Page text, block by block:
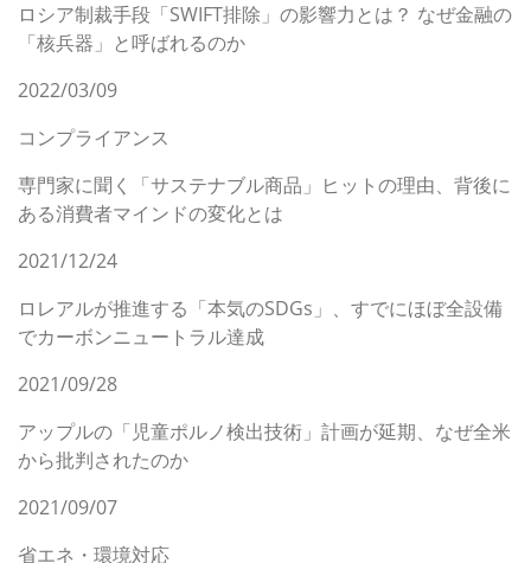
ロシア制裁手段「SWIFT排除」の影響力とは？ なぜ金融の
「核兵器」と呼ばれるのか
2022/03/09
コンプライアンス
専門家に聞く「サステナブル商品」ヒットの理由、背後に
ある消費者マインドの変化とは
2021/12/24
ロレアルが推進する「本気のSDGs」、すでにほぼ全設備
でカーボンニュートラル達成
2021/09/28
アップルの「児童ポルノ検出技術」計画が延期、なぜ全米
から批判されたのか
2021/09/07
省エネ・環境対応